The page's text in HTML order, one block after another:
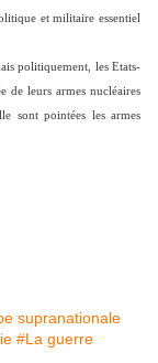
et militaire essentiel
politiquement, les Etats-
de leurs armes nucléaires
sont pointées les armes
supranationale
#La guerre